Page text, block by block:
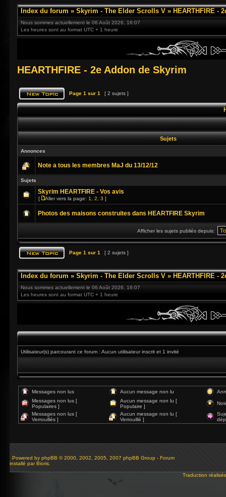
Index du forum » Skyrim - The Elder Scrolls V » HEARTHFIRE -
Nous sommes actuellement le 06 Août 2026, 16:07
Les heures sont au format UTC + 1 heure
HEARTHFIRE - 2e Addon de Skyrim
Page 1 sur 1 [ 2 sujets ]
Sujets
Annonces
Note a tous les membres MaJ du 13/12/12
Sujets
Skyrim HEARTFIRE - Vos avis
[ Aller vers la page: 1 2 3 ]
Photos des maisons construites dans HEARTFIRE Skyrim
Afficher les sujets publiés depuis:
Page 1 sur 1 [ 2 sujets ]
Index du forum » Skyrim - The Elder Scrolls V » HEARTHFIRE -
Nous sommes actuellement le 06 Août 2026, 16:07
Les heures sont au format UTC + 1 heure
Utilisateur(s) parcourant ce forum : Aucun utilisateur inscrit et 1 invité
Messages non lus Aucun message non lu
Messages non lus [
Populaires ]
Aucun message non lu [
Populaire ]
Messages non lus [
Verrouillés ]
Aucun message non lu [
Verrouillé ]
Powered by phpBB © 2000, 2002, 2005, 2007 phpBB Group - Forum
installé par Bioris.
Traduction